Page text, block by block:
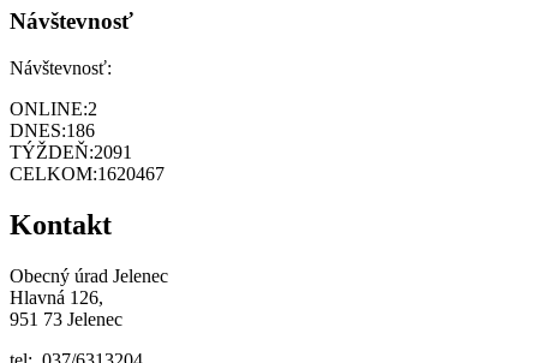
Návštevnosť
Návštevnosť:
ONLINE:2
DNES:186
TÝŽDEŇ:2091
CELKOM:1620467
Kontakt
Obecný úrad Jelenec
Hlavná 126,
951 73 Jelenec